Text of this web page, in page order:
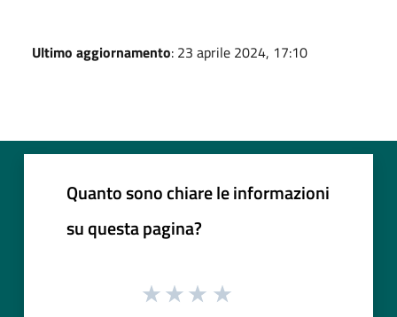
Ultimo aggiornamento: 23 aprile 2024, 17:10
Quanto sono chiare le informazioni
su questa pagina?